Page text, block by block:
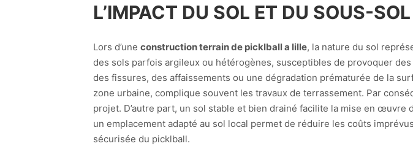
L’IMPACT DU SOL ET DU SOUS-
Lors d’une construction terrain de picklball a lille, la nature du sol
des sols parfois argileux ou hétérogènes, susceptibles de provoquer
des fissures, des affaissements ou une dégradation prématurée de la
zone urbaine, complique souvent les travaux de terrassement. Par
projet. D’autre part, un sol stable et bien drainé facilite la mise en
un emplacement adapté au sol local permet de réduire les coûts
sécurisée du picklball.